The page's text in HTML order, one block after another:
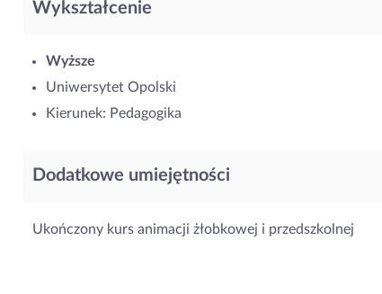
Wykształcenie
Wyższe
Uniwersytet Opolski
Kierunek: Pedagogika
Dodatkowe umiejętności
Ukończony kurs animacji żłobkowej i przedszkolnej